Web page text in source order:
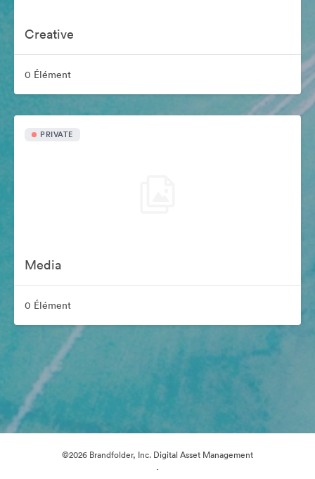
Creative
0 Élément
PRIVATE
Media
0 Élément
©2026 Brandfolder, Inc. Digital Asset Management
·